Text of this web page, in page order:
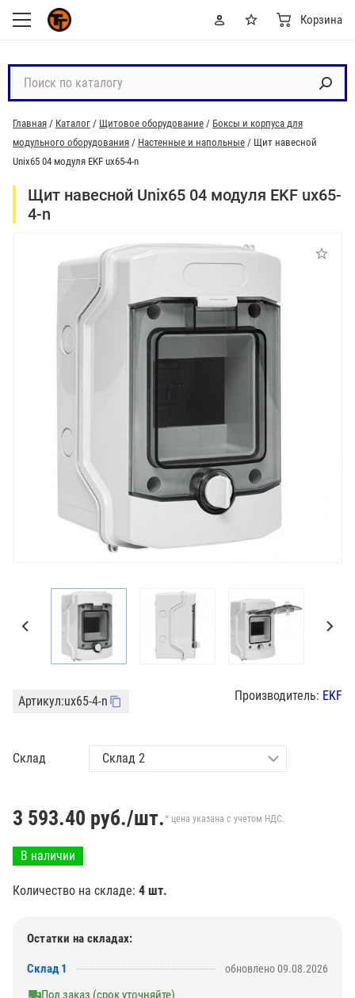
Корзина
с
к
п
о
а
Главная / Каталог / Щитовое оборудование / Боксы и корпуса для
модульного оборудования / Настенные и напольные / Щит навесной
Unix65 04 модуля EKF ux65-4-n
Щит навесной Unix65 04 модуля EKF ux65-
4-n
Артикул:ux65-4-n Производитель: EKF
Склад
3 593.40 руб./шт.* цена указана с учетом НДС.
В наличии
Количество на складе: 4 шт.
Остатки на складах:
Склад 1 обновлено 09.08.2026
Под заказ (срок уточняйте)